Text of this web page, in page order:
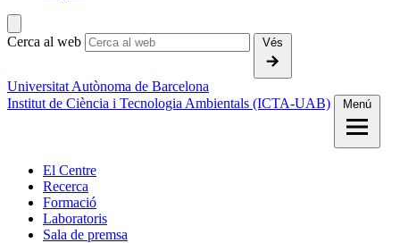
Cerca al web Vés
Universitat Autònoma de Barcelona
Institut de Ciència i Tecnologia Ambientals (ICTA-UAB)
Menú
El Centre
Recerca
Formació
Laboratoris
Sala de premsa